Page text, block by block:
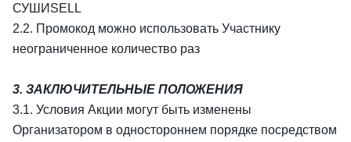
СУШИSELL
2.2. Промокод можно использовать Участнику
неограниченное количество раз
3. ЗАКЛЮЧИТЕЛЬНЫЕ ПОЛОЖЕНИЯ
3.1. Условия Акции могут быть изменены
Организатором в одностороннем порядке посредством